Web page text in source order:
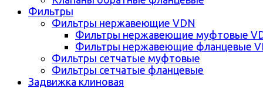
Фильтры
Фильтры нержавеющие VDN
Фильтры нержавеющие муфтовые
Фильтры нержавеющие фланцевые
Фильтры сетчатые муфтовые
Фильтры сетчатые фланцевые
Задвижка клиновая